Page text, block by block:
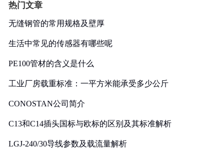
热门文章
无缝钢管的常用规格及壁厚
生活中常见的传感器有哪些呢
PE100管材的含义是什么
工业厂房载重标准：一平方米能承受多少公斤
CONOSTAN公司简介
C13和C14插头国标与欧标的区别及其标准解析
LGJ-240/30导线参数及载流量解析